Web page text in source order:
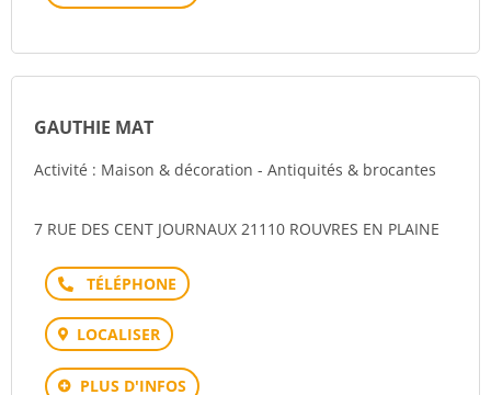
GAUTHIE MAT
Activité : Maison & décoration - Antiquités & brocantes
7 RUE DES CENT JOURNAUX 21110 ROUVRES EN PLAINE
Téléphone
LOCALISER
PLUS D'INFOS